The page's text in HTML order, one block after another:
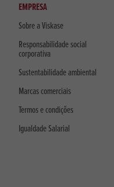
EMPRESA
Sobre a Viskase
Responsabilidade social
corporativa
Sustentabilidade ambiental
Marcas comerciais
Termos e condições
Igualdade Salarial